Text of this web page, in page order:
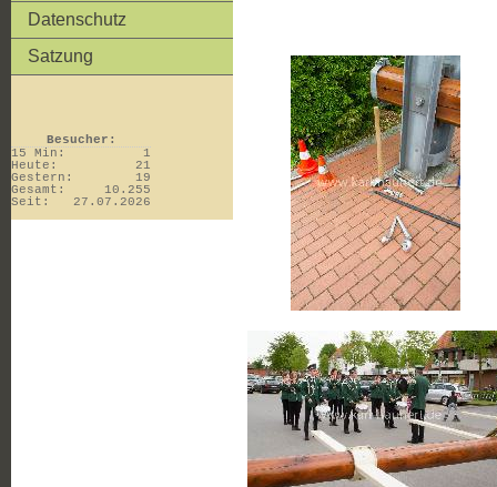
Datenschutz
Satzung
Besucher:
15 Min:
1
Heute:
21
Gestern:
19
Gesamt:
10.255
Seit:
27.07.2026